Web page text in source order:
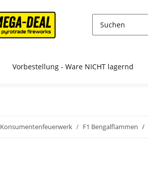
Vorbestellung - Ware NICHT lagernd
Konsumentenfeuerwerk F1 Bengalflammen